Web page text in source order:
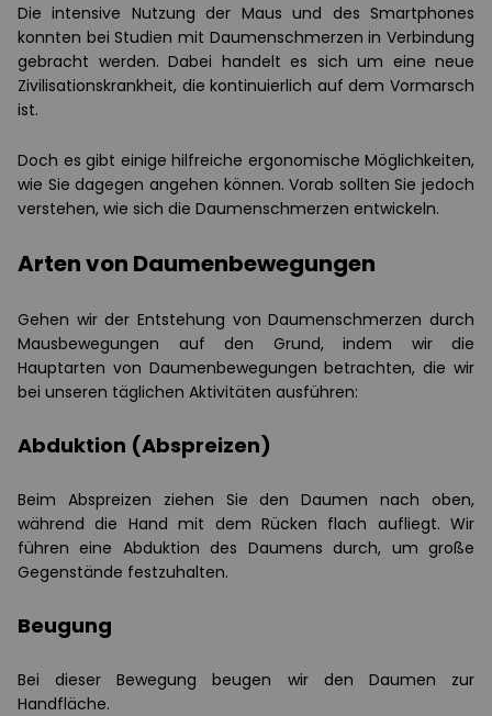
Die intensive Nutzung der Maus und des Smartphones
konnten bei Studien mit Daumenschmerzen in Verbindung
gebracht werden. Dabei handelt es sich um eine neue
Zivilisationskrankheit, die kontinuierlich auf dem Vormarsch
ist.
Doch es gibt einige hilfreiche ergonomische Möglichkeiten,
wie Sie dagegen angehen können. Vorab sollten Sie jedoch
verstehen, wie sich die Daumenschmerzen entwickeln.
Arten von Daumenbewegungen
Gehen wir der Entstehung von Daumenschmerzen durch
Mausbewegungen auf den Grund, indem wir die
Hauptarten von Daumenbewegungen betrachten, die wir
bei unseren täglichen Aktivitäten ausführen:
Abduktion (Abspreizen)
Beim Abspreizen ziehen Sie den Daumen nach oben,
während die Hand mit dem Rücken flach aufliegt. Wir
führen eine Abduktion des Daumens durch, um große
Gegenstände festzuhalten.
Beugung
Bei dieser Bewegung beugen wir den Daumen zur
Handfläche.